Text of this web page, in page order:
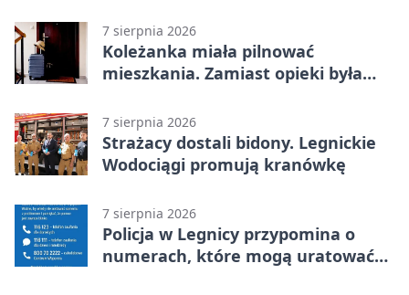
7 sierpnia 2026
Koleżanka miała pilnować
mieszkania. Zamiast opieki była
7 sierpnia 2026
Strażacy dostali bidony. Legnickie
Wodociągi promują kranówkę
7 sierpnia 2026
Policja w Legnicy przypomina o
numerach, które mogą uratować